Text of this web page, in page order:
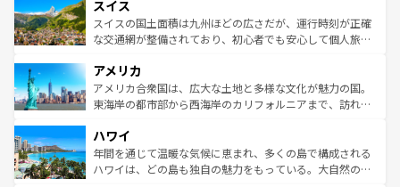
れる地方に足を運ぶとそれぞれで全く異なる文化を体験で
きるだろう。 なお、新着のフランス情報はコンテンツ一覧
を参照してほしい。
は、お酒好きな人にはぜひ体験してほしい。 なお、新着の
ドイツ情報はコンテンツ一覧を参照してほしい。
リアごとに異なる魅力がある。また、優雅なアフタヌーン
ティー、ビール好きにはたまらない英国パブ、サッカー観
戦など、本場だからこそできる体験も豊富。イギリスを旅
ンツ一覧を参照してほしい。
スイス
スイスの国土面積は九州ほどの広さだが、運行時刻が正確
な交通網が整備されており、初心者でも安心して個人旅行
の建物がそのまま残る町や、スイスならではのユニークな
博物館もあり、アルプス観光だけでなく町歩きも満喫する
ことができる。国民の所得が高いため物価も高いが、旅行
ば市内交通費無料で観光を楽しむこともできる。 なお、新
着のスイス情報はコンテンツ一覧 を参照してほしい。
アメリカ
アメリカ合衆国は、広大な土地と多様な文化が魅力の国。
東海岸の都市部から西海岸のカリフォルニアまで、訪れる
のような巨大都市は、観光、ショッピング、エンターテイ
ンメントが詰まった刺激的なスポットだ。一方、アメリカ
西部には大自然が広がり、グランドキャニオンやイエロー
ハワイ
年間を通じて温暖な気候に恵まれ、多くの島で構成される
ハワイは、どの島も独自の魅力をもっている。大自然の神